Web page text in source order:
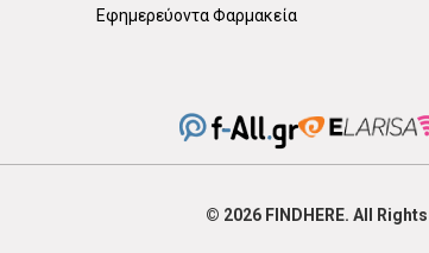
Εφημερεύοντα Φαρμακεία
© 2026 FIND HERE. All